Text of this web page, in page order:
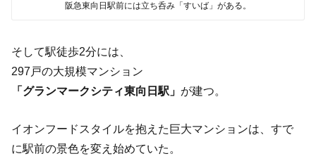
阪急東向日駅前には立ち呑み「すいば」がある。
そして駅徒歩2分には、
297戸の大規模マンション
「グランマークシティ東向日駅」 が建つ。
イオンフードスタイルを抱えた巨大マンションは、すで
に駅前の景色を変え始めていた。